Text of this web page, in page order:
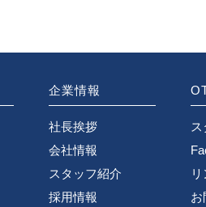
企業情報
社長挨拶
会社情報
スタッフ紹介
採用情報
お